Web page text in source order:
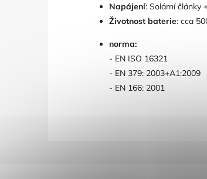
Napájení: Solární články
Životnost baterie: cca
norma:
- EN ISO 16321
- EN 379: 2003+A1:2009
- EN 166: 2001